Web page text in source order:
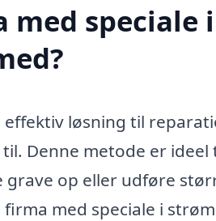
med speciale
løsning til
Denne metode er
op eller udføre
med speciale i